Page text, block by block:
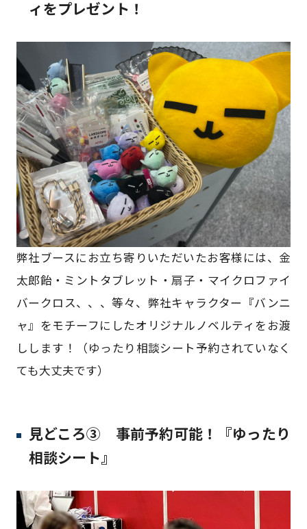
ィをプレゼント！​
弊社ブースにお立ち寄りいただいたお客様には、金
太郎飴・ミントタブレット・扇子・​マイクロファイ
バークロス、、、等々、弊社キャラクター『バンニ
ャ』をモチーフにした​オリジナルノベルティをお渡
しします！（ゆったり相談シート予約されていなく
ても大丈夫です）
見どころ③ 事前予約可能！『ゆったり
相談シート』